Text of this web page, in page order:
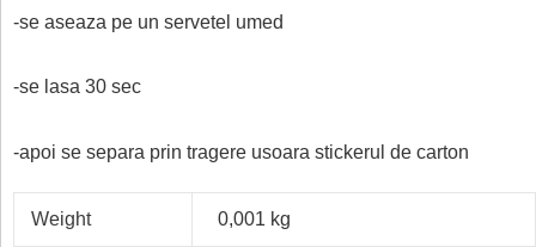
-se aseaza pe un servetel umed
-se lasa 30 sec
-apoi se separa prin tragere usoara stickerul de carton
Weight 0,001 kg